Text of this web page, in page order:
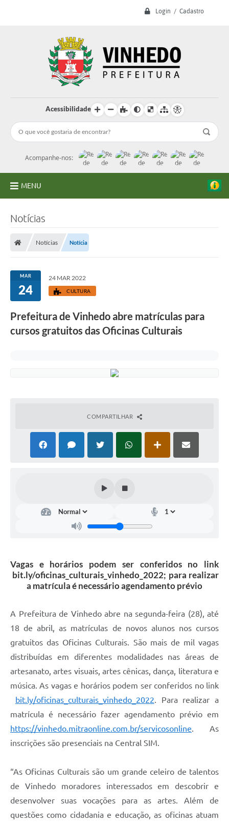
Login / Cadastro
Acessibilidade
Acompanhe-nos:
MENU
Licitações
Transparência
Concursos e Processos Seletivos
Inclusão e Acessibilidade
Normas e Legislação
Sistema de Protocolo
Listagem dos CEPs de Vinhedo
Associação dos Servidores Públicos Municipais de
Audiências Públicas
Arquivos para Download
Galeria de Vídeos
Legislação
Links Úteis
Serviços Online
Notícias
Notícias Notícia
MAR
24
24 MAR 2022
CULTURA
Prefeitura de Vinhedo abre matrículas para
cursos gratuitos das Oficinas Culturais
COMPARTILHAR
Vagas e horários podem ser conferidos no link
bit.ly/oficinas_culturais_vinhedo_2022; para realizar
a matrícula é necessário agendamento prévio
A Prefeitura de Vinhedo abre na segunda-feira (28), até
18 de abril, as matrículas de novos alunos nos cursos
gratuitos das Oficinas Culturais. São mais de mil vagas
distribuídas em diferentes modalidades nas áreas de
artesanato, artes visuais, artes cênicas, dança, literatura e
música. As vagas e horários podem ser conferidos no link
bit.ly/oficinas_culturais_vinhedo_2022. Para realizar a
matrícula é necessário fazer agendamento prévio em
https://vinhedo.mitraonline.com.br/servicosonline. As
inscrições são presenciais na Central SIM.
“As Oficinas Culturais são um grande celeiro de talentos
de Vinhedo moradores interessados em descobrir e
desenvolver suas vocações para as artes. Além de
questões como cidadania e educação, as oficinas atuam